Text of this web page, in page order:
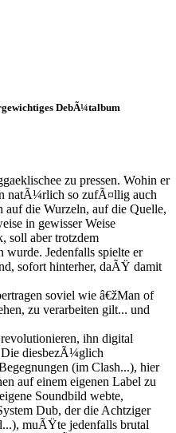
DebÃ¼talbum
zu pressen. Wohin er
natÃ¼rlich so zufÃ¤llig auch
auf die Wurzeln, auf die Quelle,
in gewisser Weise
soll aber trotzdem
Jedenfalls spielte er
sofort hinterher, daÃŸ damit
soviel wie â€žMan of
zu verarbeiten gilt... und
ihn digital
Die diesbezÃ¼glich
(im Clash...), hier
auf einem eigenen Label zu
Soundbild webte,
Dub, der die Achtziger
muÃŸte jedenfalls brutal